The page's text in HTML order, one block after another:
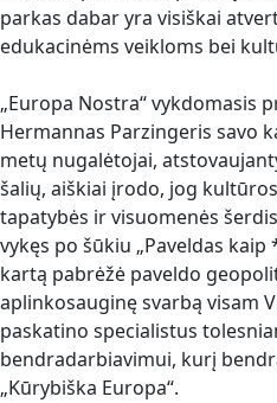
parkas dabar yra visiškai
edukacinėms veikloms bei
„Europa Nostra“ vykdomasis
Hermannas Parzingeris savo
metų nugalėtojai,
šalių, aiškiai įrodo, jog
tapatybės ir visuomenės
vykęs po šūkiu „Paveldas
kartą pabrėžė paveldo
aplinkosauginę svarbą visam
paskatino specialistus
bendradarbiavimui, kurį
„Kūrybiška Europa“.